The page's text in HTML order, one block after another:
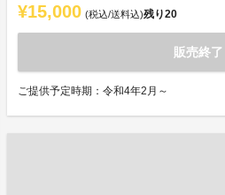
¥15,000 (税込/送料込)残り20
販売終了
ご提供予定時期：令和4年2月～